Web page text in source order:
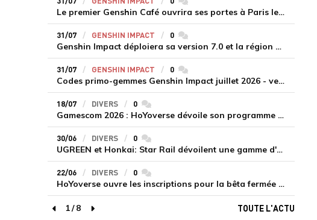
Le premier Genshin Café ouvrira ses portes à Paris le 14 août
31/07 GENSHIN IMPACT 0commentaires
Genshin Impact déploiera sa version 7.0 et la région de Snezhnaya le 12 août
31/07 GENSHIN IMPACT 0commentaires
Codes primo-gemmes Genshin Impact juillet 2026 - version 7.0
18/07 DIVERS 0commentaires
Gamescom 2026 : HoYoverse dévoile son programme et présente deux nouveaux jeux inédits
30/06 DIVERS 0commentaires
UGREEN et Honkai: Star Rail dévoilent une gamme d'accessoires de recharge en édition limitée
22/06 DIVERS 0commentaires
HoYoverse ouvre les inscriptions pour la bêta fermée de Honkai : Nexus Anima
page précédente
1/8
page suivante
TOUTE L'ACTU